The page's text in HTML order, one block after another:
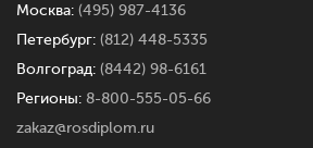
Москва: (495) 987-4136
Петербург: (812) 448-5335
Волгоград: (8442) 98-6161
Регионы: 8-800-555-05-66
zakaz@rosdiplom.ru